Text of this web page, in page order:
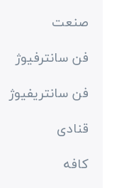
صنعت
فن سانترفیوژ
فن سانتریفیوژ
قنادی
کافه